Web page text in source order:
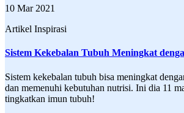
10 Mar 2021
Artikel Inspirasi
Sistem Kekebalan Tubuh Meningkat
Sistem kekebalan tubuh bisa meningkat
dan memenuhi kebutuhan nutrisi. Ini dia 11
tingkatkan imun tubuh!